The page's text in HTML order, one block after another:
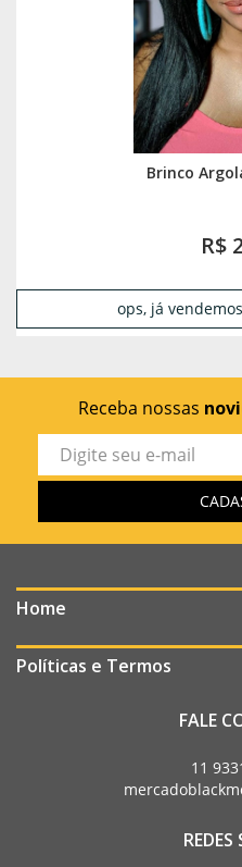
Brinco
R$
ops, já
Receba nossas
Home
Políticas e Termos
FALE
11
REDES